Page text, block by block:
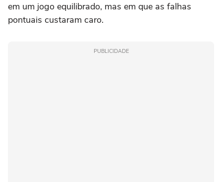
em um jogo equilibrado, mas em que as falhas
pontuais custaram caro.
PUBLICIDADE